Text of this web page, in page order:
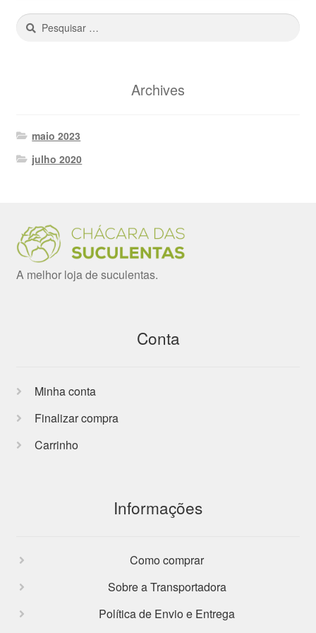
Pesquisar
por:
Archives
maio 2023
julho 2020
A melhor loja de suculentas.
Conta
Minha conta
Finalizar compra
Carrinho
Informações
Como comprar
Sobre a Transportadora
Política de Envio e Entrega